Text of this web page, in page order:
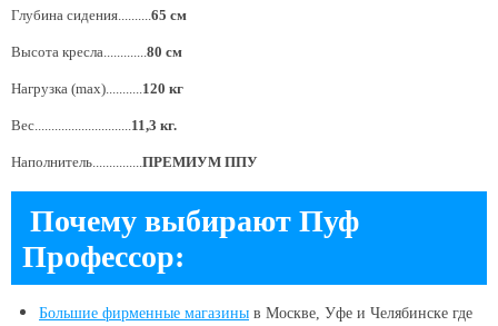
Глубина сидения.......... 65 см
Высота кресла............. 80 см
Нагрузка (max)........... 120 кг
Вес............................. 11,3 кг.
Наполнитель............... ПРЕМИУМ ППУ
Почему выбирают Пуф
Профессор:
Большие фирменные магазины в Москве, Уфе и Челябинске где